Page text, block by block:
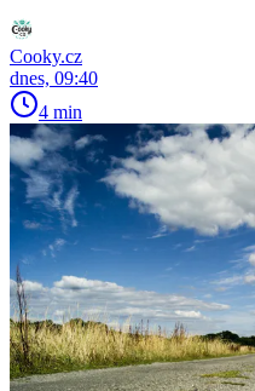
Cooky.cz
dnes, 09:40
4 min